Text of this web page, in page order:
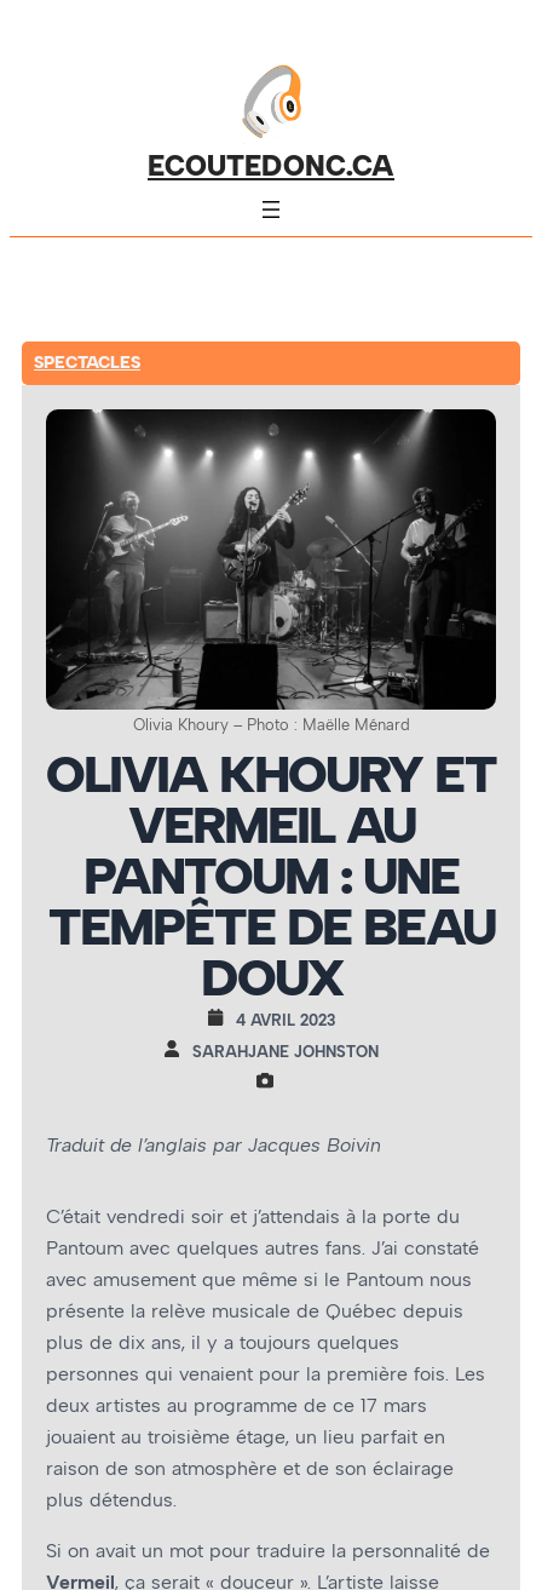
ECOUTEDONC.CA
SPECTACLES
Olivia Khoury – Photo : Maëlle Ménard
OLIVIA KHOURY ET
VERMEIL AU
PANTOUM : UNE
TEMPÊTE DE BEAU
DOUX
4 AVRIL 2023
SARAHJANE JOHNSTON
Traduit de l’anglais par Jacques Boivin
C’était vendredi soir et j’attendais à la porte du
Pantoum avec quelques autres fans. J’ai constaté
avec amusement que même si le Pantoum nous
présente la relève musicale de Québec depuis
plus de dix ans, il y a toujours quelques
personnes qui venaient pour la première fois. Les
deux artistes au programme de ce 17 mars
jouaient au troisième étage, un lieu parfait en
raison de son atmosphère et de son éclairage
plus détendus.
Si on avait un mot pour traduire la personnalité de
Vermeil, ça serait « douceur ». L’artiste laisse